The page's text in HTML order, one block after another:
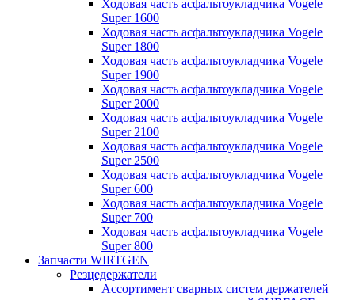
Ходовая часть асфальтоукладчика Vogele
Super 1600
Ходовая часть асфальтоукладчика Vogele
Super 1800
Ходовая часть асфальтоукладчика Vogele
Super 1900
Ходовая часть асфальтоукладчика Vogele
Super 2000
Ходовая часть асфальтоукладчика Vogele
Super 2100
Ходовая часть асфальтоукладчика Vogele
Super 2500
Ходовая часть асфальтоукладчика Vogele
Super 600
Ходовая часть асфальтоукладчика Vogele
Super 700
Ходовая часть асфальтоукладчика Vogele
Super 800
Запчасти WIRTGEN
Резцедержатели
Ассортимент сварных систем держателей